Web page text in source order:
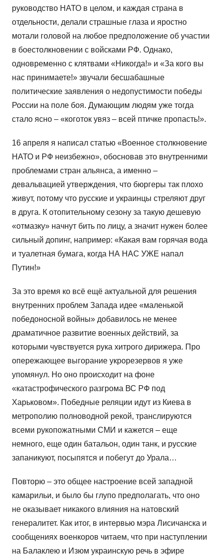
руководство НАТО в целом, и каждая страна в
отдельности, делали страшные глаза и яростно
мотали головой на любое предположение об участии
в боестолкновении с войсками РФ. Однако,
одновременно с клятвами «Никогда!» и «За кого вы
нас принимаете!» звучали бесшабашные
политические заявления о недопустимости победы
России на поле боя. Думающим людям уже тогда
стало ясно – «коготок увяз – всей птичке пропасть!».
16 апреля я написал статью «Военное столкновение
НАТО и РФ неизбежно», обосновав это внутренними
проблемами стран альянса, а именно –
девальвацией утверждения, что бюргеры так плохо
живут, потому что русские и украинцы стреляют друг
в друга. К отопительному сезону за такую дешевую
«отмазку» начнут бить по лицу, а значит нужен более
сильный допинг, например: «Какая вам горячая вода
и туалетная бумага, когда НА НАС УЖЕ напал
Путин!»
За это время ко всё ещё актуальной для решения
внутренних проблем Запада идее «маленькой
победоносной войны» добавилось не менее
драматичное развитие военных действий, за
которыми чувствуется рука хитрого дирижера. Про
опережающее выгорание укрорезервов я уже
упомянул. Но оно происходит на фоне
«катастрофического разгрома ВС РФ под
Харьковом». Победные реляции идут из Киева в
метрополию полноводной рекой, транслируются
всеми рукопожатными СМИ и кажется – еще
немного, еще один батальон, один танк, и русские
запаникуют, посыпятся и побегут до Урала…
Повторю – это общее настроение всей западной
камарильи, и было бы глупо предполагать, что оно
не оказывает никакого влияния на натовский
генералитет. Как итог, в интервью мэра Лисичанска и
сообщениях военкоров читаем, что при наступлении
на Балаклею и Изюм украинскую речь в эфире